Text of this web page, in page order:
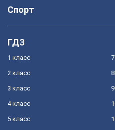
Спорт
ГДЗ
1 класс
2 класс
3 класс
4 класс
5 класс